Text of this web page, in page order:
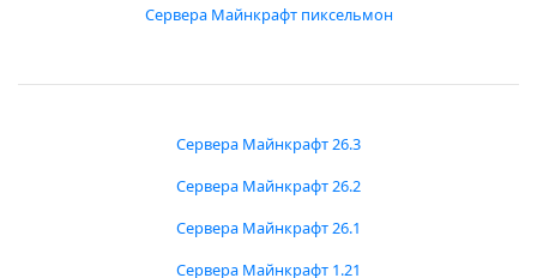
Сервера Майнкрафт пиксельмон
Сервера Майнкрафт 26.3
Сервера Майнкрафт 26.2
Сервера Майнкрафт 26.1
Сервера Майнкрафт 1.21